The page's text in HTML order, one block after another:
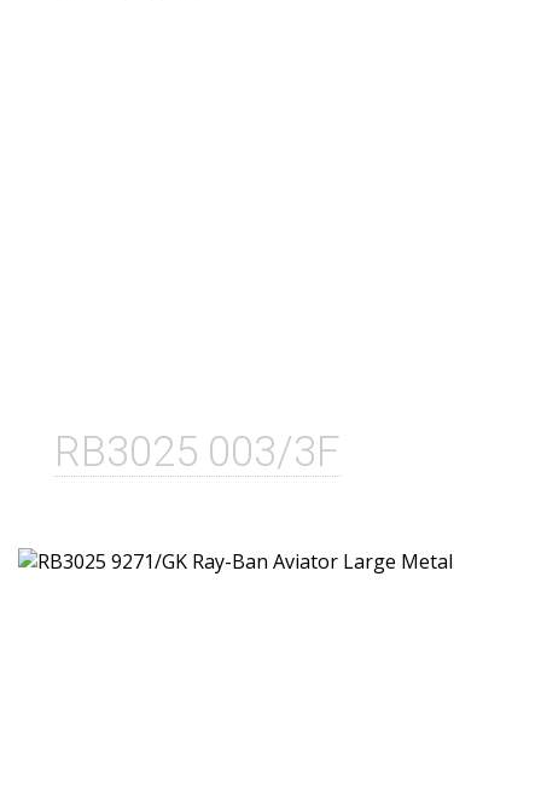
RB3025 003/3F